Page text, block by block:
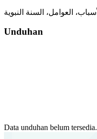
Unduhan
Data unduhan belum tersedia.